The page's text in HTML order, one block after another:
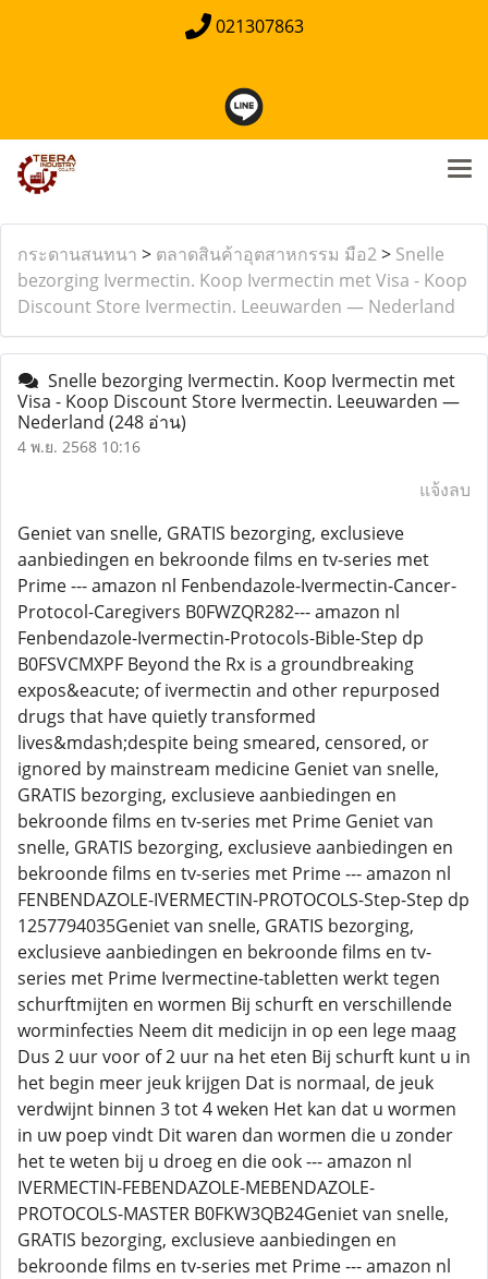
021307863
กระดานสนทนา > ตลาดสินค้าอุตสาหกรรม มือ2> Snelle
bezorging Ivermectin. Koop Ivermectin met Visa - Koop
Discount Store Ivermectin. Leeuwarden — Nederland
Snelle bezorging Ivermectin. Koop Ivermectin met
Visa - Koop Discount Store Ivermectin. Leeuwarden —
Nederland (248 อ่าน)
4 พ.ย. 2568 10:16
แจ้งลบ
Geniet van snelle, GRATIS bezorging, exclusieve
aanbiedingen en bekroonde films en tv-series met
Prime --- amazon nl Fenbendazole-Ivermectin-Cancer-
Protocol-Caregivers B0FWZQR282--- amazon nl
Fenbendazole-Ivermectin-Protocols-Bible-Step dp
B0FSVCMXPF Beyond the Rx is a groundbreaking
expos&eacute; of ivermectin and other repurposed
drugs that have quietly transformed
lives&mdash;despite being smeared, censored, or
ignored by mainstream medicine Geniet van snelle,
GRATIS bezorging, exclusieve aanbiedingen en
bekroonde films en tv-series met Prime Geniet van
snelle, GRATIS bezorging, exclusieve aanbiedingen en
bekroonde films en tv-series met Prime --- amazon nl
FENBENDAZOLE-IVERMECTIN-PROTOCOLS-Step-Step dp
1257794035Geniet van snelle, GRATIS bezorging,
exclusieve aanbiedingen en bekroonde films en tv-
series met Prime Ivermectine-tabletten werkt tegen
schurftmijten en wormen Bij schurft en verschillende
worminfecties Neem dit medicijn in op een lege maag
Dus 2 uur voor of 2 uur na het eten Bij schurft kunt u in
het begin meer jeuk krijgen Dat is normaal, de jeuk
verdwijnt binnen 3 tot 4 weken Het kan dat u wormen
in uw poep vindt Dit waren dan wormen die u zonder
het te weten bij u droeg en die ook --- amazon nl
IVERMECTIN-FEBENDAZOLE-MEBENDAZOLE-
PROTOCOLS-MASTER B0FKW3QB24Geniet van snelle,
GRATIS bezorging, exclusieve aanbiedingen en
bekroonde films en tv-series met Prime --- amazon nl